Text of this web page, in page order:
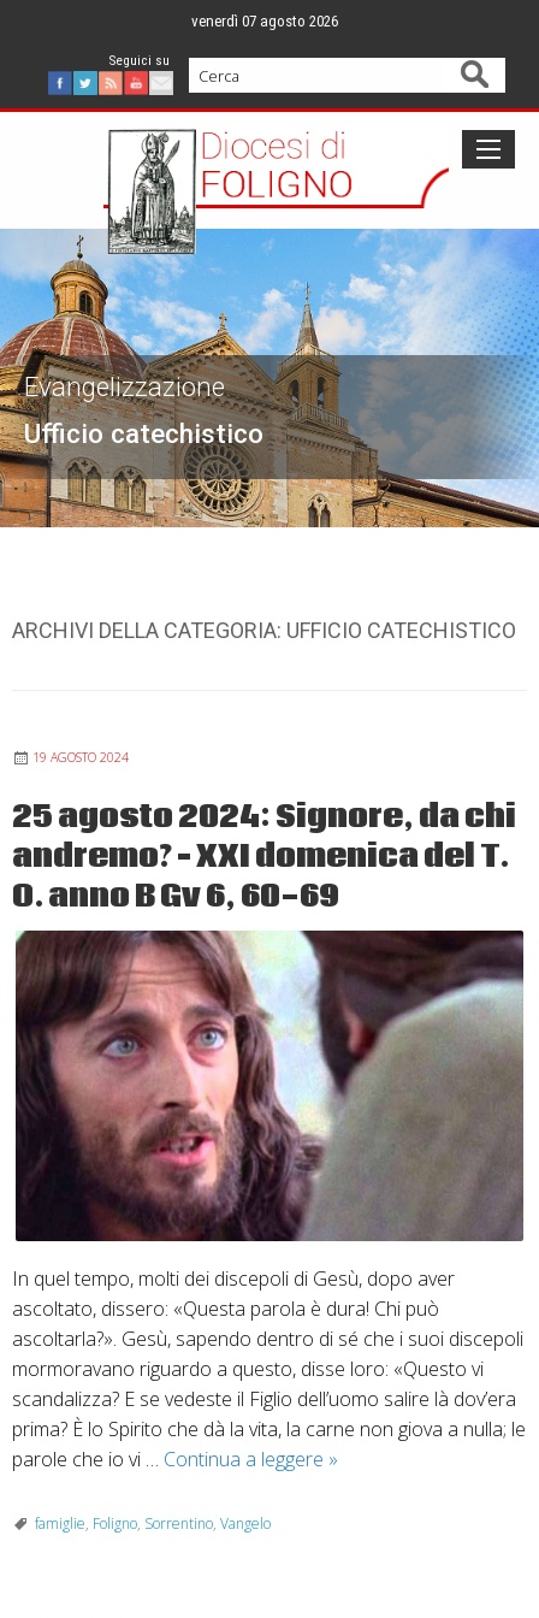
content
venerdì 07 agosto 2026
Facebook
Twitter
FeedYoutube
Mail
Cerca
Ufficio catechistico
Evangelizzazione
ARCHIVI DELLA CATEGORIA: UFFICIO CATECHISTICO
19 AGOSTO 2024
25 agosto 2024: Signore, da chi
andremo? – XXI domenica del T.
O. anno B Gv 6, 60-69
In quel tempo, molti dei discepoli di Gesù, dopo aver
ascoltato, dissero: «Questa parola è dura! Chi può
ascoltarla?». Gesù, sapendo dentro di sé che i suoi discepoli
mormoravano riguardo a questo, disse loro: «Questo vi
scandalizza? E se vedeste il Figlio dell’uomo salire là dov’era
prima? È lo Spirito che dà la vita, la carne non giova a nulla; le
parole che io vi … Continua a leggere 25
»
famiglie, Foligno, Sorrentino, Vangelo